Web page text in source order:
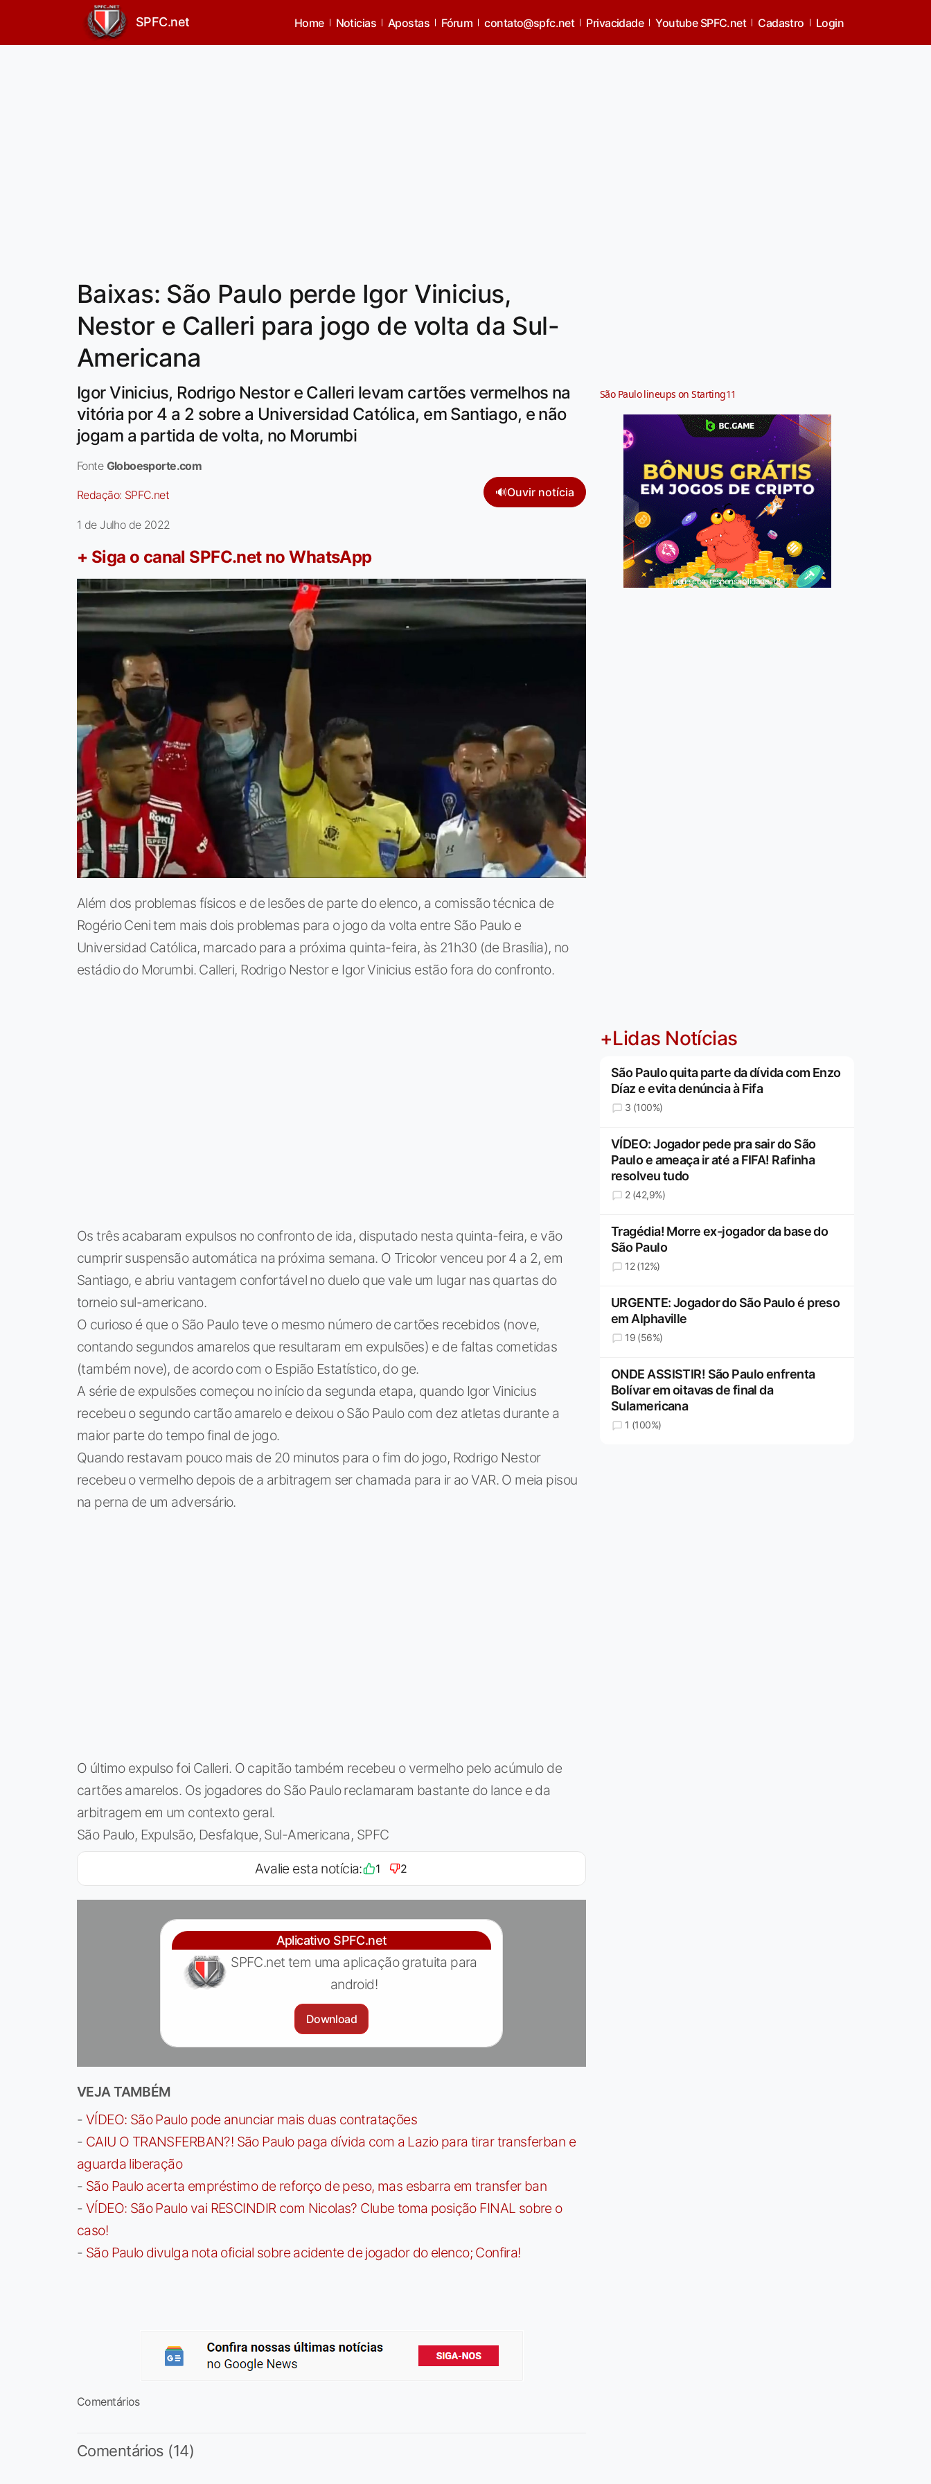
SPFC.net Home Noticias Apostas Fórum contato@spfc.net Privacidade Youtube SPFC.net Cadastro Login
Baixas: São Paulo perde Igor Vinicius,
Nestor e Calleri para jogo de volta da Sul-
Americana
Igor Vinicius, Rodrigo Nestor e Calleri levam cartões vermelhos na
vitória por 4 a 2 sobre a Universidad Católica, em Santiago, e não
jogam a partida de volta, no Morumbi
Fonte Globoesporte.com
Redação: SPFC.net 🔊Ouvir notícia
1 de Julho de 2022
+ Siga o canal SPFC.net no WhatsApp
Além dos problemas físicos e de lesões de parte do elenco, a comissão técnica de
Rogério Ceni tem mais dois problemas para o jogo da volta entre São Paulo e
Universidad Católica, marcado para a próxima quinta-feira, às 21h30 (de Brasília), no
estádio do Morumbi. Calleri, Rodrigo Nestor e Igor Vinicius estão fora do confronto.
Os três acabaram expulsos no confronto de ida, disputado nesta quinta-feira, e vão
cumprir suspensão automática na próxima semana. O Tricolor venceu por 4 a 2, em
Santiago, e abriu vantagem confortável no duelo que vale um lugar nas quartas do
torneio sul-americano.
O curioso é que o São Paulo teve o mesmo número de cartões recebidos (nove,
contando segundos amarelos que resultaram em expulsões) e de faltas cometidas
(também nove), de acordo com o Espião Estatístico, do ge.
A série de expulsões começou no início da segunda etapa, quando Igor Vinicius
recebeu o segundo cartão amarelo e deixou o São Paulo com dez atletas durante a
maior parte do tempo final de jogo.
Quando restavam pouco mais de 20 minutos para o fim do jogo, Rodrigo Nestor
recebeu o vermelho depois de a arbitragem ser chamada para ir ao VAR. O meia pisou
na perna de um adversário.
O último expulso foi Calleri. O capitão também recebeu o vermelho pelo acúmulo de
cartões amarelos. Os jogadores do São Paulo reclamaram bastante do lance e da
arbitragem em um contexto geral.
São Paulo, Expulsão, Desfalque, Sul-Americana, SPFC
Avalie esta notícia: 1 2
Aplicativo SPFC.net
SPFC.net tem uma aplicação gratuita para
android!
Download
VEJA TAMBÉM
- VÍDEO: São Paulo pode anunciar mais duas contratações
- CAIU O TRANSFERBAN?! São Paulo paga dívida com a Lazio para tirar transferban e
aguarda liberação
- São Paulo acerta empréstimo de reforço de peso, mas esbarra em transfer ban
- VÍDEO: São Paulo vai RESCINDIR com Nicolas? Clube toma posição FINAL sobre o
caso!
- São Paulo divulga nota oficial sobre acidente de jogador do elenco; Confira!
Comentários
Comentários (14)
São Paulo lineups on Starting11
Jogue com responsabilidade. 18+
+Lidas Notícias
São Paulo quita parte da dívida com Enzo
Díaz e evita denúncia à Fifa
3 (100%)
VÍDEO: Jogador pede pra sair do São
Paulo e ameaça ir até a FIFA! Rafinha
resolveu tudo
2 (42,9%)
Tragédia! Morre ex-jogador da base do
São Paulo
12 (12%)
URGENTE: Jogador do São Paulo é preso
em Alphaville
19 (56%)
ONDE ASSISTIR! São Paulo enfrenta
Bolívar em oitavas de final da
Sulamericana
1 (100%)